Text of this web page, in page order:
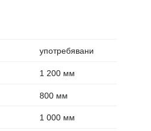
употребявани
1 200 мм
800 мм
1 000 мм